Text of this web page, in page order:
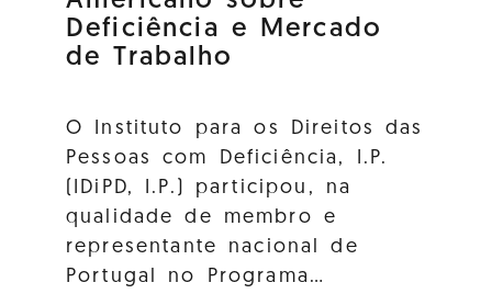
Deficiência e Mercado
de Trabalho
O Instituto para os Direitos das
Pessoas com Deficiência, I.P.
(IDiPD, I.P.) participou, na
qualidade de membro e
representante nacional de
Portugal no Programa…